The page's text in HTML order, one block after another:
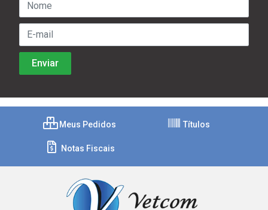
Meus Pedidos Títulos
Notas Fiscais